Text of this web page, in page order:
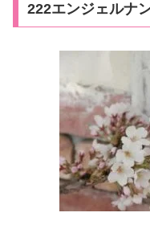
222エンジェルナ